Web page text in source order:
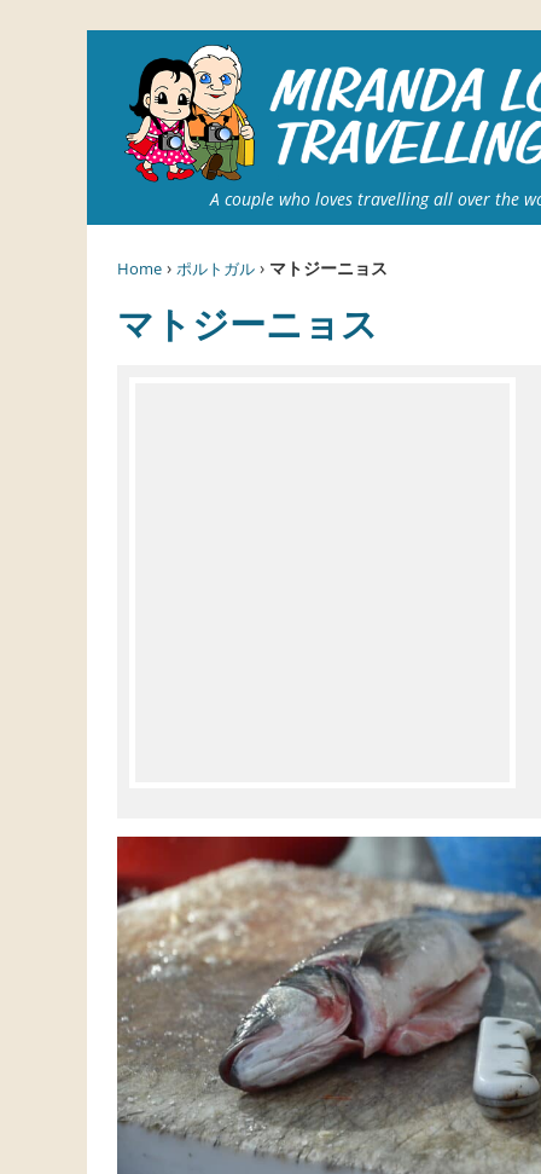
A couple who loves travelling all over the
Home › ポルトガル › マトジーニョス
マトジーニョス